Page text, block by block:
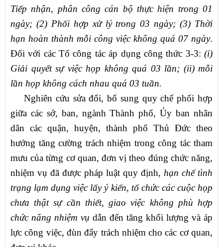
Tiếp nhận, phân công cán bộ thực hiện trong 01
ngày; (2) Phối hợp xử lý trong 03 ngày; (3) Thời
hạn hoàn thành mỗi công việc không quá 07 ngày.
Đối với các Tổ công tác áp dụng công thức 3-3: (i)
Giải quyết sự việc họp không quá 03 lần; (ii) mỗi
lần họp không cách nhau quá 03 tuần.
Nghiên cứu sửa đổi, bổ sung quy chế phối hợp
giữa các sở, ban, ngành Thành phố, Ủy ban nhân
dân các quận, huyện, thành phố Thủ Đức theo
hướng tăng cường trách nhiệm trong công tác tham
mưu của từng cơ quan, đơn vị theo đúng chức năng,
nhiệm vụ đã được pháp luật quy định, hạn chế tình
trạng lạm dụng việc lấy ý kiến, tổ chức các cuộc họp
chưa thật sự cần thiết, giao việc không phù hợp
chức năng nhiệm vụ dẫn đến tăng khối lượng và áp
lực công việc, đùn đẩy trách nhiệm cho các cơ quan,